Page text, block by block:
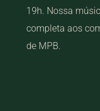
19h. Nossa
completa aos
de MPB.